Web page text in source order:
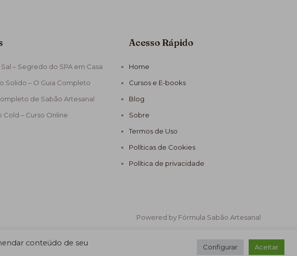
– Segredo do SPA em Casa
Solido – O Guia Completo
de Sabão Artesanal
Cold – Curso Online
Acesso Rápido
Home
Cursos e E-books
Blog
Sobre
Termos de Uso
Políticas de Cookies
Política de privacidade
Powered by Fórmula Sabão Artesanal
conteúdo de seu
Configurar Aceitar